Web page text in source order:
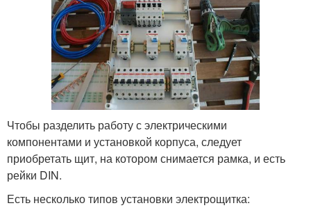
Чтобы разделить работу с электрическими
компонентами и установкой корпуса, следует
приобретать щит, на котором снимается рамка, и есть
рейки DIN.
Есть несколько типов установки электрощитка: